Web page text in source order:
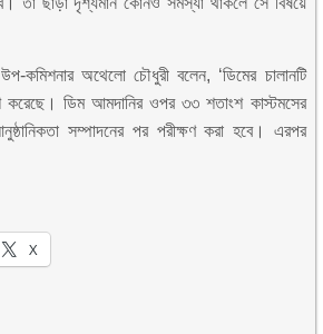
কমিশনার অথেলো চৌধুরী বলেন, ‘ডিমের চালানটি
করেছে। ডিম আমদানির ওপর ৩৩ শতাংশ কাস্টমসের
সম্পাদনের পর পরীক্ষণ করা হবে। এরপর
X